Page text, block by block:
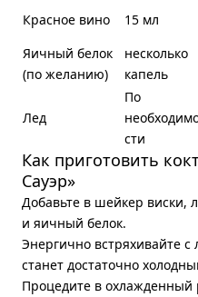
Красное вино
15 мл
Яичный белок
(по желанию)
несколько
капель
Лед
По
сти
Как приготовить
Сауэр»
Добавьте в шейкер виски,
и яичный белок.
Энергично встряхивайте
станет достаточно
Процедите в охлажденный